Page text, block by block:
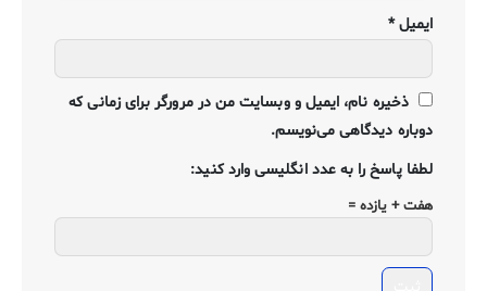
ایمیل*
ذخیره نام، ایمیل و وبسایت من در مرورگر برای زمانی که
دوباره دیدگاهی می‌نویسم.
لطفا پاسخ را به عدد انگلیسی وارد کنید:
هفت + یازده =